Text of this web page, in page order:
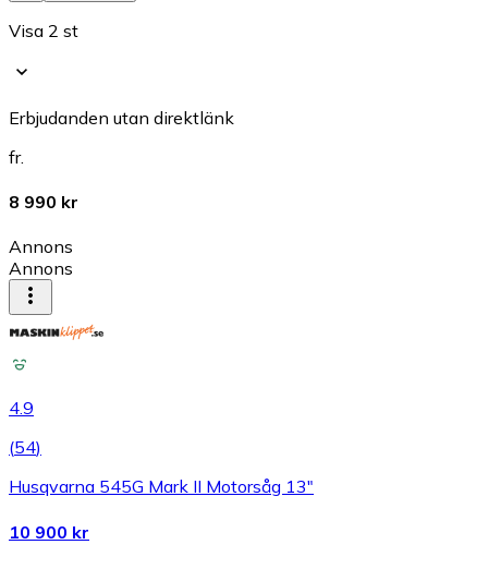
Visa 2 st
Erbjudanden utan direktlänk
fr.
8 990 kr
Annons
Annons
4.9
(54)
Husqvarna 545G Mark II Motorsåg 13"
10 900 kr